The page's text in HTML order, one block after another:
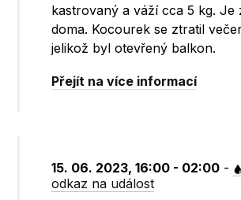
kastrovaný a váží cca 5 kg.
doma. Kocourek se ztratil
jelikož byl otevřený balkon.
Přejít na více informací
15. 06. 2023, 16:00 - 02:00 -
odkaz na událost